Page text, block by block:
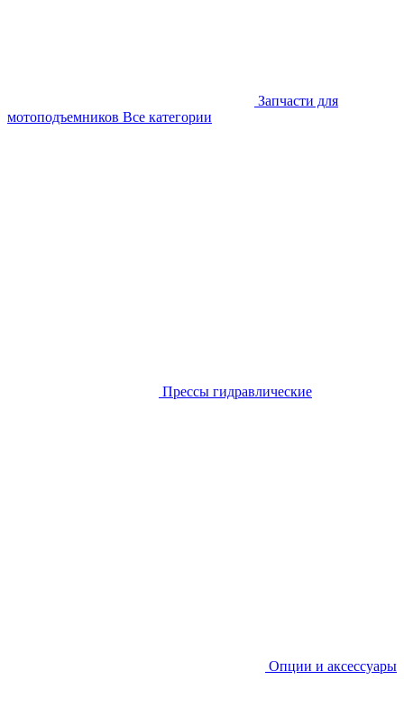
Запчасти для
мотоподъемников Все категории
Прессы гидравлические
Опции и аксессуары